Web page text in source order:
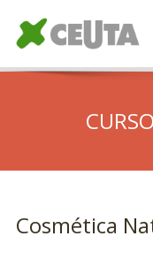
Cosmética